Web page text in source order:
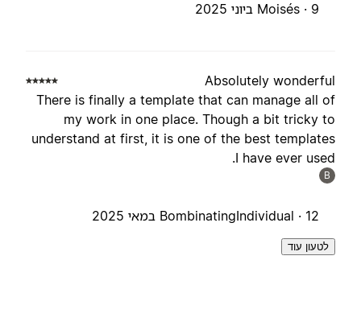
Moisés ·
Absolutely
There is finally a template that can manage all
my work in one place. Though a bit tricky
understand at first, it is one of the best
I have ever
BombinatingIndividual ·
לטעון עוד